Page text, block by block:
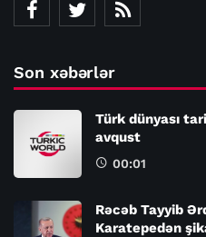
Son xəbərlər
Türk dünyası
avqust
00:01
Rəcəb Tayyib
Karatepedən